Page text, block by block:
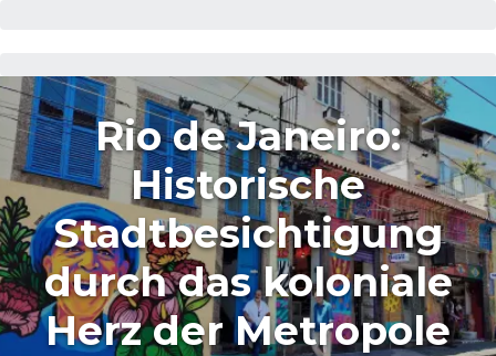
Rio de Janeiro:
Historische
Stadtbesichtigung
durch das koloniale
Herz der Metropole